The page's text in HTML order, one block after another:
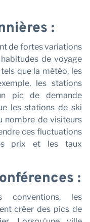
:
de fortes variations
de voyage
que la météo, les
les stations
pic de demande
les stations de ski
nombre de visiteurs
ces fluctuations
prix et les taux
:
conventions, les
créer des pics de